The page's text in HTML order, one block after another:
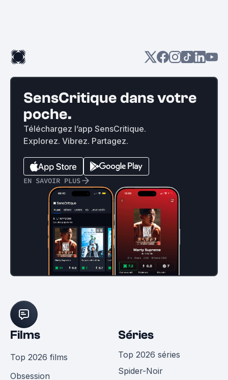
SensCritique dans votre
poche.
Téléchargez l’app SensCritique.
Explorez. Vibrez. Partagez.
EN SAVOIR PLUS
Films
Top 2026 films
Obsession
Séries
Top 2026 séries
Spider-Noir